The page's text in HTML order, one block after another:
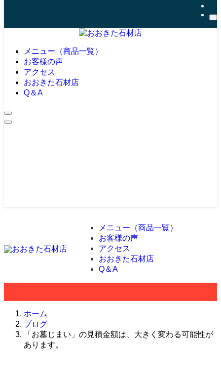
メニュー（商品一覧）
お客様の声
アクセス
おおきた石材店
Q＆A
メニュー（商品一覧）
お客様の声
アクセス
おおきた石材店
Q＆A
ホーム
ブログ
「お墓じまい」の見積金額は、大きく変わる可能性が
あります。